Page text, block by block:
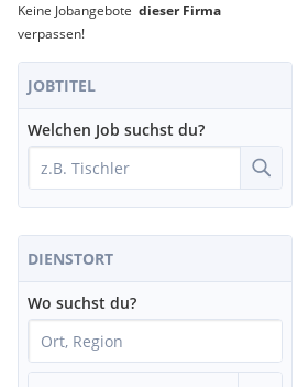
Keine Jobangebote dieser Firma
verpassen!
JOBTITEL
Welchen Job suchst du?
DIENSTORT
Wo suchst du?